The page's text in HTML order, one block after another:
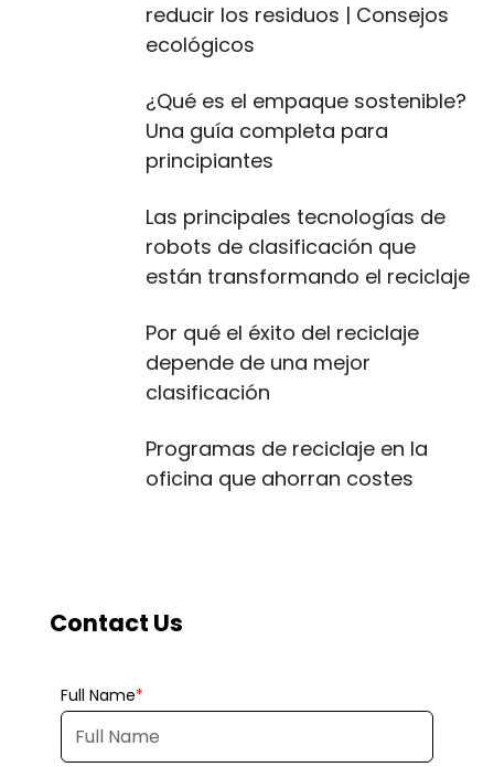
reducir los residuos | Consejos
ecológicos
¿Qué es el empaque sostenible?
Una guía completa para
principiantes
Las principales tecnologías de
robots de clasificación que
están transformando el reciclaje
Por qué el éxito del reciclaje
depende de una mejor
clasificación
Programas de reciclaje en la
oficina que ahorran costes